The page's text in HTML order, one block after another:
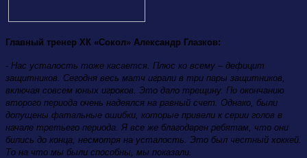
Главный тренер ХК «Сокол» Александр Глазков:
- Нас усталость тоже касается. Плюс ко всему – дефицит
защитников. Сегодня весь матч играли в три пары защитников,
включая совсем юных игроков. Это дало трещину. По окончанию
второго периода очень надеялся на равный счет. Однако, были
допущены фатальные ошибки, которые привели к серии голов в
начале третьего периода. Я все же благодарен ребятам, что они
бились до конца, несмотря на усталость. Это был честный хоккей.
То на что мы были способны, мы показали.